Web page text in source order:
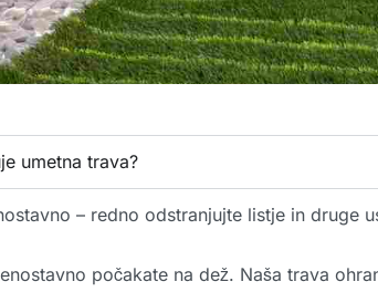
umetna trava?
– redno odstranjujte listje in druge
počakate na dež. Naša trava